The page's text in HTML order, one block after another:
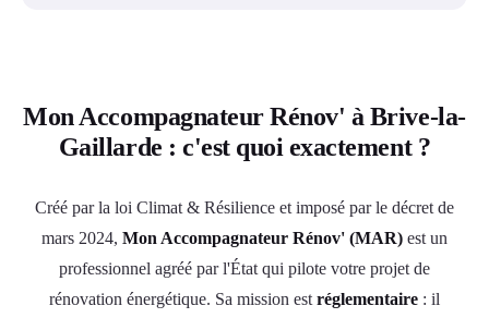
Mon Accompagnateur Rénov' à Brive-la-
Gaillarde : c'est quoi exactement ?
Créé par la loi Climat & Résilience et imposé par le décret de
mars 2024, Mon Accompagnateur Rénov' (MAR) est un
professionnel agréé par l'État qui pilote votre projet de
rénovation énergétique. Sa mission est réglementaire : il